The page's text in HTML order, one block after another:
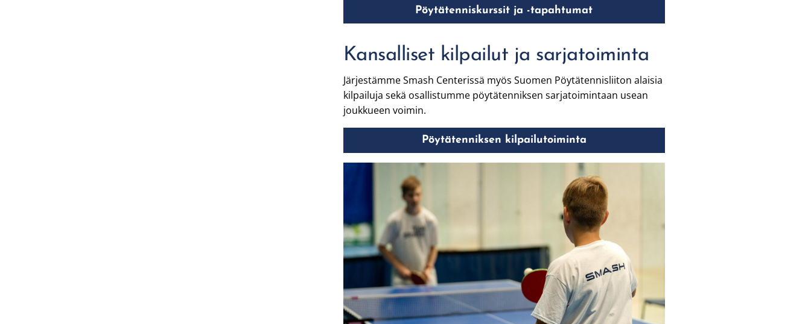
Pöytätenniskurssit ja -tapahtumat
Kansalliset kilpailut ja sarjatoiminta
Järjestämme Smash Centerissä myös Suomen Pöytätennisliiton alaisia
kilpailuja sekä osallistumme pöytätenniksen sarjatoimintaan usean
joukkueen voimin.
Pöytätenniksen kilpailutoiminta